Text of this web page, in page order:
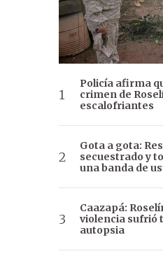
Policía afirma
crimen de
escalofriantes
Gota a gota:
secuestrado y
una banda de
Caazapá:
violencia sufrió
autopsia